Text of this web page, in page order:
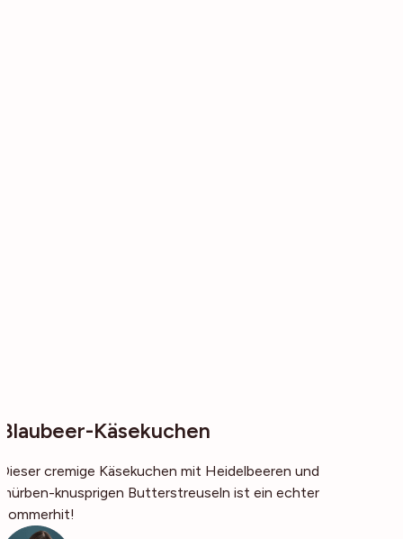
Blaubeer-Käsekuchen
Dieser cremige Käsekuchen mit Heidelbeeren und
mürben-knusprigen Butterstreuseln ist ein echter
Sommerhit!